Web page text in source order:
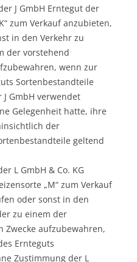
J GmbH Erntegut der
zum Verkauf anzubieten,
in den Verkehr zu
der vorstehend
wenn zur
Sortenbestandteile
GmbH verwendet
Gelegenheit hatte, ihre
der
geltend
L GmbH & Co. KG
„M“ zum Verkauf
oder sonst in den
zu einem der
Zwecke aufzubewahren,
Ernteguts
Zustimmung der L